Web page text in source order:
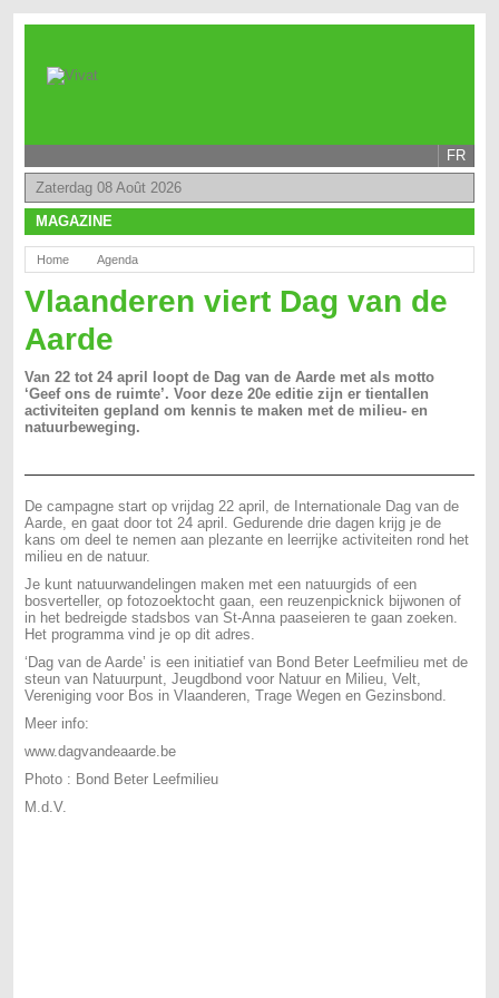
FR
Zaterdag 08 Août 2026
MAGAZINE
Home Agenda
Vlaanderen viert Dag van de
Aarde
Van 22 tot 24 april loopt de Dag van de Aarde met als motto
‘Geef ons de ruimte’. Voor deze 20e editie zijn er tientallen
activiteiten gepland om kennis te maken met de milieu- en
natuurbeweging.
De campagne start op vrijdag 22 april, de Internationale Dag van de
Aarde, en gaat door tot 24 april. Gedurende drie dagen krijg je de
kans om deel te nemen aan plezante en leerrijke activiteiten rond het
milieu en de natuur.
Je kunt natuurwandelingen maken met een natuurgids of een
bosverteller, op fotozoektocht gaan, een reuzenpicknick bijwonen of
in het bedreigde stadsbos van St-Anna paaseieren te gaan zoeken.
Het programma vind je op dit adres.
‘Dag van de Aarde’ is een initiatief van Bond Beter Leefmilieu met de
steun van Natuurpunt, Jeugdbond voor Natuur en Milieu, Velt,
Vereniging voor Bos in Vlaanderen, Trage Wegen en Gezinsbond.
Meer info:
www.dagvandeaarde.be
Photo : Bond Beter Leefmilieu
M.d.V.